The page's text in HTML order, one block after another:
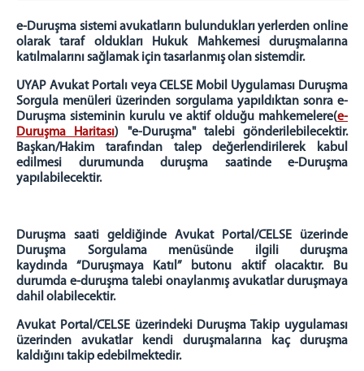
e-Duruşma sistemi avukatların bulundukları yerlerden online
olarak taraf oldukları Hukuk Mahkemesi duruşmalarına
katılmalarını sağlamak için tasarlanmış olan sistemdir.
UYAP Avukat Portalı veya CELSE Mobil Uygulaması Duruşma
Sorgula menüleri üzerinden sorgulama yapıldıktan sonra e-
Duruşma sisteminin kurulu ve aktif olduğu mahkemelere(e-
Duruşma Haritası) "e-Duruşma" talebi gönderilebilecektir.
Başkan/Hakim tarafından talep değerlendirilerek kabul
edilmesi durumunda duruşma saatinde e-Duruşma
yapılabilecektir.
Duruşma saati geldiğinde Avukat Portal/CELSE üzerinde
Duruşma Sorgulama menüsünde ilgili duruşma
kaydında “Duruşmaya Katıl” butonu aktif olacaktır. Bu
durumda e-duruşma talebi onaylanmış avukatlar duruşmaya
dahil olabilecektir.
Avukat Portal/CELSE üzerindeki Duruşma Takip uygulaması
üzerinden avukatlar kendi duruşmalarına kaç duruşma
kaldığını takip edebilmektedir.